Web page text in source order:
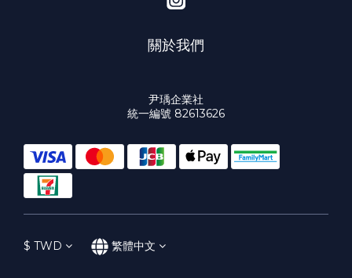
關於我們
尹瑀企業社
統一編號 82613626
$ TWD 繁體中文